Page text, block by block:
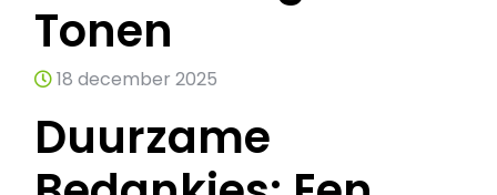
Tonen
18 december 2025
Duurzame